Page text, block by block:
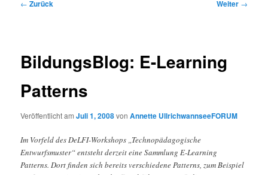
← Zurück Weiter →
BildungsBlog: E-Learning
Patterns
Veröffentlicht amJuli 1, 2008vonAnnette UllrichwannseeFORUM
Im Vorfeld des DeLFI-Workshops „Technopädagogische
Entwurfsmuster“ entsteht derzeit eine Sammlung E-Learning
Patterns. Dort finden sich bereits verschiedene Patterns, zum Beispiel